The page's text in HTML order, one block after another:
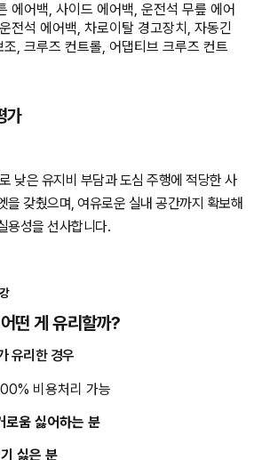
에어백, 사이드 에어백, 운전석 무릎 에어
전석 에어백, 차로이탈 경고장치, 자동긴
, 크루즈 컨트롤, 어댑티브 크루즈 컨트
가
낮은 유지비 부담과 도심 주행에 적당한 사
을 갖췄으며, 여유로운 실내 공간까지 확보해
용성을 선사합니다.
떤 게 유리할까?
유리한 경우
비용처리 가능
로움 싫어하는 분
싫은 분